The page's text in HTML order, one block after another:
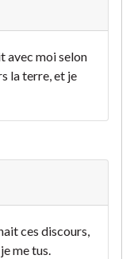
avec moi selon
la terre, et je
ces discours,
me tus.